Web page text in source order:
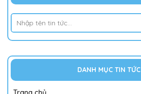
DANH MỤC TIN TỨC